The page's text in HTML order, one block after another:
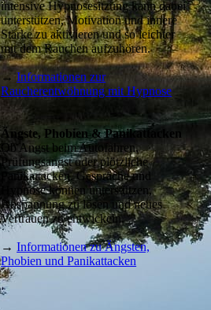
intensive Hypnosesitzung kann dabei
unterstützen, Motivation und innere
Stärke zu aktivieren und so leichter
mit dem Rauchen aufzuhören.
→Informationen zur
Raucherentwöhnung mit Hypnose
Ängste, Phobien & Panikattacken
Ob Angst beim Autofahren,
Prüfungsangst oder plötzliche
Panikattacken. Gespräche und
Hypnose können unterstützen,
Anspannung zu lösen und neues
Vertrauen zu entwickeln.
→Informationen zu Ängsten,
Phobien und Panikattacken